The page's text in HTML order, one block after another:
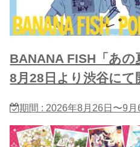
BANANA FISH「あ
8月28日より渋谷にて
期間 : 2026年8月26日〜9月